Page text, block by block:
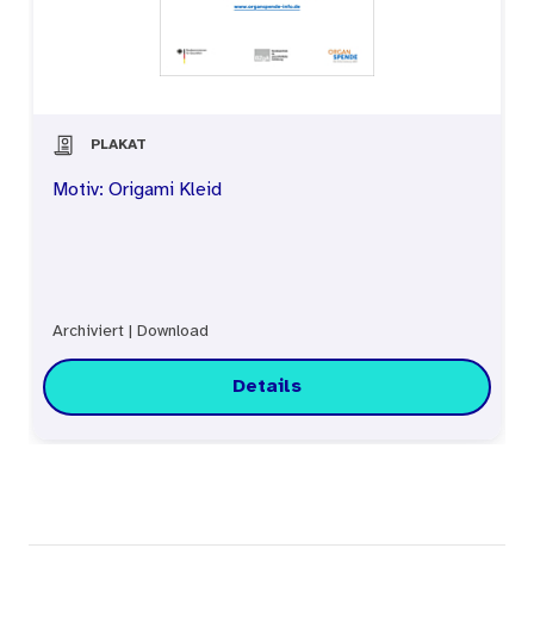
PLAKAT
Motiv: Origami Kleid
Archiviert Download
Details